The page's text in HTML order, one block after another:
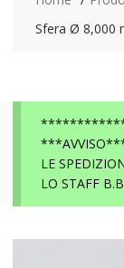
Sfera Ø 8,000
LE
LO STAFF